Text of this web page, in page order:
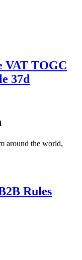
VAT TOGC
37d
around the world,
Rules